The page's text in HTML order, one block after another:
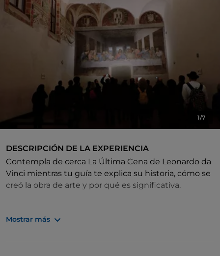
1/7
DESCRIPCIÓN DE LA EXPERIENCIA
Contempla de cerca La Última Cena de Leonardo da
Vinci mientras tu guía te explica su historia, cómo se
creó la obra de arte y por qué es significativa.
Cristo en el centro y los discípulos situados a su
Mostrar más